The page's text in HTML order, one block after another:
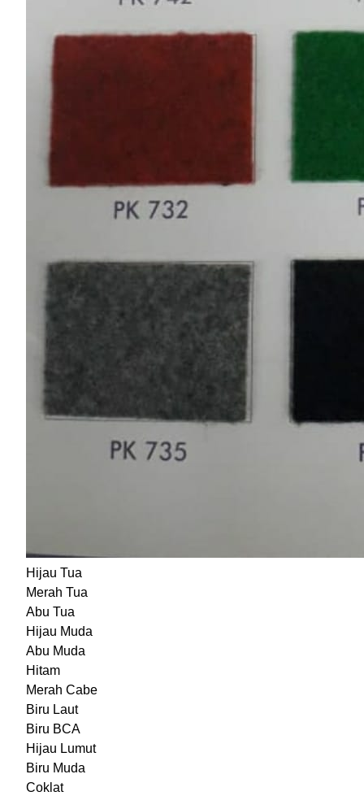
Hijau Tua
Merah Tua
Abu Tua
Hijau Muda
Abu Muda
Hitam
Merah Cabe
Biru Laut
Biru BCA
Hijau Lumut
Biru Muda
Coklat